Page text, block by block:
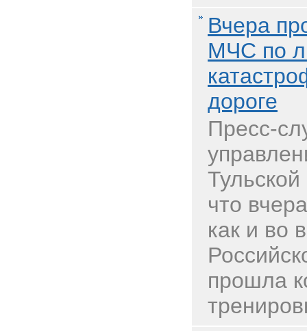
Вчера
МЧС по
дороге
Пресс-
что
как и во
прошла